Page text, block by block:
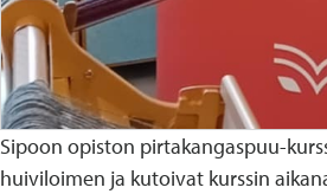
Sipoon opiston pirtakangaspuu-
huiviloimen ja kutoivat kurssin